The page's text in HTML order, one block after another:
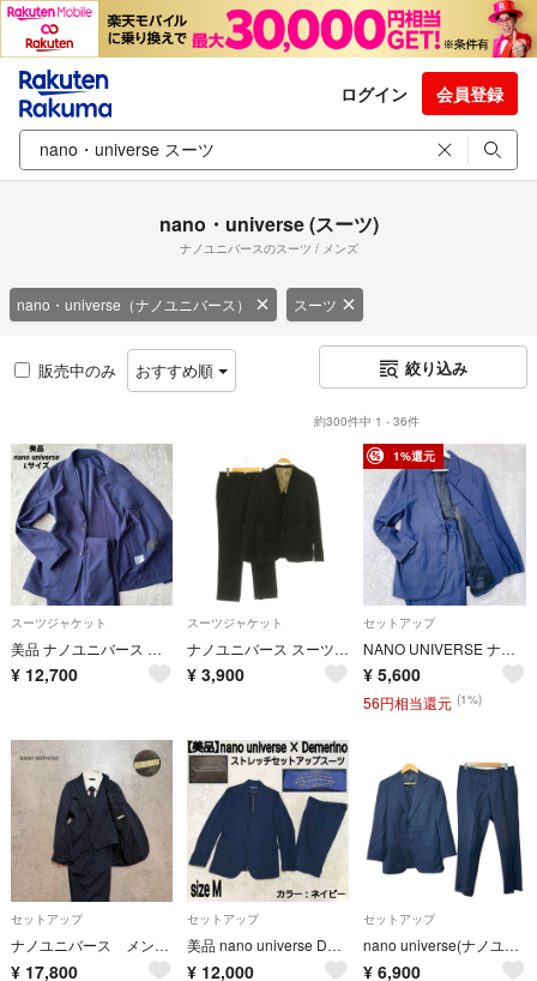
ログイン 会員登録
nano・universe (スーツ)
ナノユニバースのスーツ / メンズ
nano・universe（ナノユニバース） スーツ
販売中のみ おすすめ順 絞り込み
約300件中 1 - 36件
スーツジャケット
美品 ナノユニバース セットアップ スーツ ネイビー L ストレッチ 洗濯可能
¥ 12,700
スーツジャケット
ナノユニバース スーツ セットアップ テーラードジャケット テーパードパンツ
¥ 3,900
1%還元
セットアップ
NANO UNIVERSE ナノユニバース スーツ セットアップ ネイビー M
¥ 5,600
56円相当還元 (1%)
セットアップ
ナノユニバース メンズ スリーピース セットアップ スーツ M サイズ44
¥ 17,800
セットアップ
美品 nano universe Demerino ストレッチセットアップスーツ
¥ 12,000
セットアップ
nano universe(ナノユニバース) シングルスーツ サイズ48 XL メンズ - ネイビー ストライプ
¥ 6,900